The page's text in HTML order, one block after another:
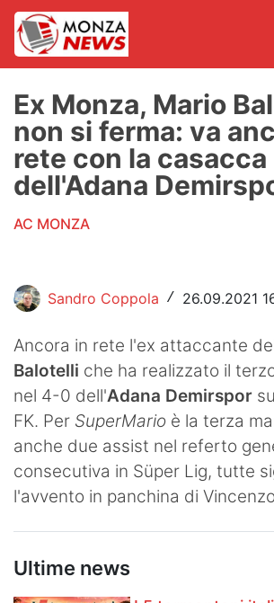
News
AC Monza
Calcio
Volley
Hockey
Altri sport
Hockey
Pallanuoto
Pallamano
Ex Monza, Mario
non si ferma: va
rete con la casacca
dell'Adana
AC MONZA
Sandro Coppola / 26.09.2021
Ancora in rete l'ex attaccante
Balotelli che ha realizzato il
nel 4-0 dell'Adana Demirspor
FK. Per SuperMario è la terza
anche due assist nel referto
consecutiva in Süper Lig, tutte
l'avvento in panchina di
Ultime news